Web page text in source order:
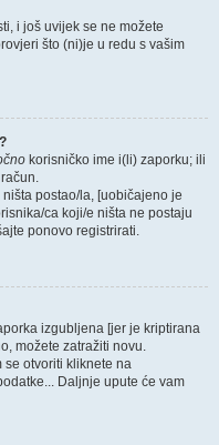
i još uvijek se ne možete
što (ni)je u redu s vašim
korisničko ime i(li) zaporku; ili
postao/la, [uobičajeno je
ca koji/e ništa ne postaju
ponovo registrirati.
izgubljena [jer je kriptirana
možete zatražiti novu.
se otvoriti kliknete na
Daljnje upute će vam